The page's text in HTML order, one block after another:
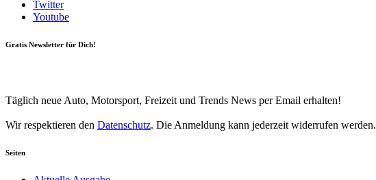
Twitter
Youtube
Gratis Newsletter für Dich!
Täglich neue Auto, Motorsport, Freizeit und Trends News per Email erhalten!
Wir respektieren den Datenschutz. Die Anmeldung kann jederzeit widerrufen werden.
Seiten